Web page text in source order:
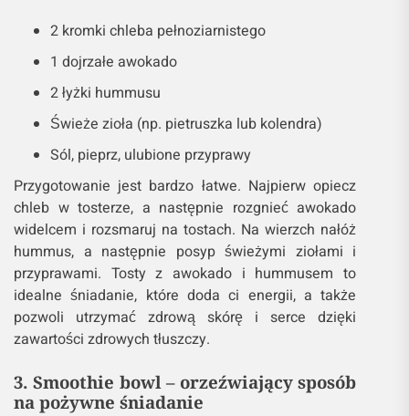
2 kromki chleba pełnoziarnistego
1 dojrzałe awokado
2 łyżki hummusu
Świeże zioła (np. pietruszka lub kolendra)
Sól, pieprz, ulubione przyprawy
Przygotowanie jest bardzo łatwe. Najpierw opiecz
chleb w tosterze, a następnie rozgnieć awokado
widelcem i rozsmaruj na tostach. Na wierzch nałóż
hummus, a następnie posyp świeżymi ziołami i
przyprawami. Tosty z awokado i hummusem to
idealne śniadanie, które doda ci energii, a także
pozwoli utrzymać zdrową skórę i serce dzięki
zawartości zdrowych tłuszczy.
3. Smoothie bowl – orzeźwiający sposób
na pożywne śniadanie